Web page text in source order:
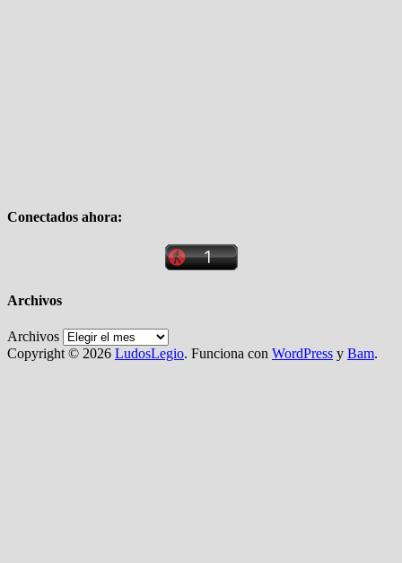
Conectados ahora:
Archivos
Archivos
Copyright © 2026 LudosLegio. Funciona con WordPress y Bam.